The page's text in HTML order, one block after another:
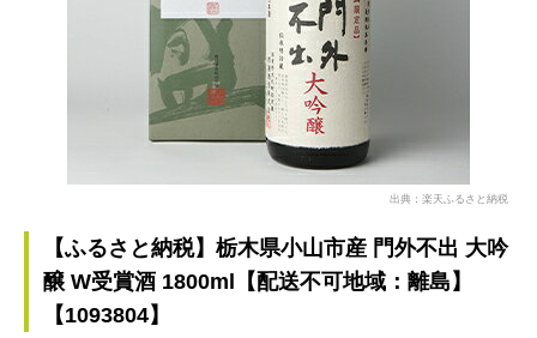
出典：楽天ふるさと納税
【ふるさと納税】栃木県小山市産 門外不出 大吟
醸 W受賞酒 1800ml【配送不可地域：離島】
【1093804】